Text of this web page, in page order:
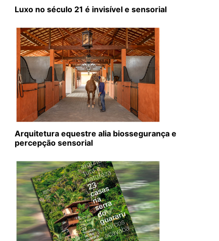
Luxo no século 21 é invisível e sensorial
Arquitetura equestre alia biossegurança e
percepção sensorial